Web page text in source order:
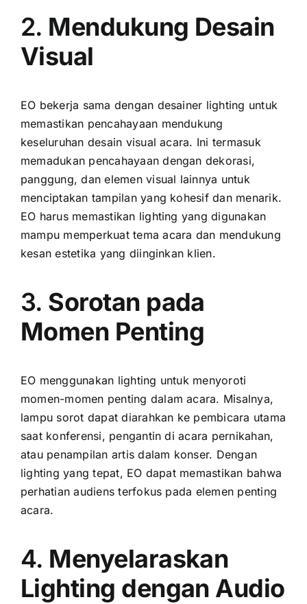
2. Mendukung Desain
Visual
EO bekerja sama dengan desainer lighting untuk
memastikan pencahayaan mendukung
keseluruhan desain visual acara. Ini termasuk
memadukan pencahayaan dengan dekorasi,
panggung, dan elemen visual lainnya untuk
menciptakan tampilan yang kohesif dan menarik.
EO harus memastikan lighting yang digunakan
mampu memperkuat tema acara dan mendukung
kesan estetika yang diinginkan klien.
3. Sorotan pada
Momen Penting
EO menggunakan lighting untuk menyoroti
momen-momen penting dalam acara. Misalnya,
lampu sorot dapat diarahkan ke pembicara utama
saat konferensi, pengantin di acara pernikahan,
atau penampilan artis dalam konser. Dengan
lighting yang tepat, EO dapat memastikan bahwa
perhatian audiens terfokus pada elemen penting
acara.
4. Menyelaraskan
Lighting dengan Audio